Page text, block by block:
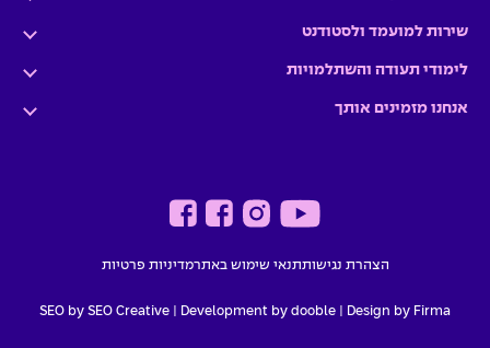
שירות למועמד ולסטודנט
לימודי תעודה והשתלמויות
אנחנו מזמינים אותך
הצהרת נגישותתנאי שימוש באתרמדיניות פרטיות
Design by Firma |
Development by dooble
SEO by SEO Creative